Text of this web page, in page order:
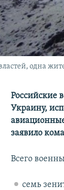
одна
Российские
Украину,
заявило
Всего
семь